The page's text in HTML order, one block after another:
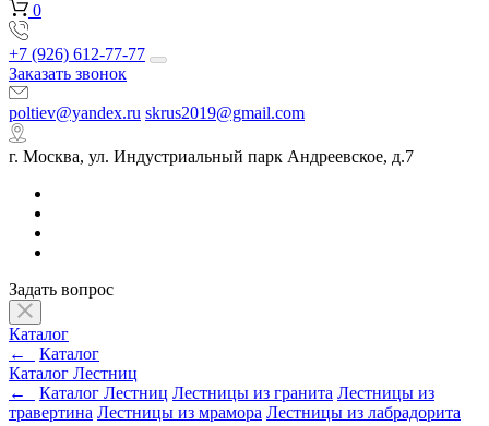
0
+7 (926) 612-77-77
Заказать звонок
poltiev@yandex.ru skrus2019@gmail.com
г. Москва, ул. Индустриальный парк Андреевское, д.7
Задать вопрос
Каталог
←
Каталог
Каталог Лестниц
←
Каталог Лестниц Лестницы из гранита Лестницы из
травертина Лестницы из мрамора Лестницы из лабрадорита